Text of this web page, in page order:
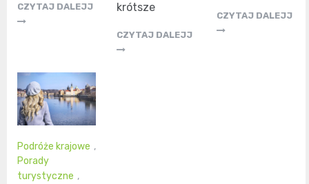
CZYTAJ DALEJJ
krótsze
CZYTAJ DALEJJ
CZYTAJ DALEJJ
Podróże krajowe ,
Porady
turystyczne ,